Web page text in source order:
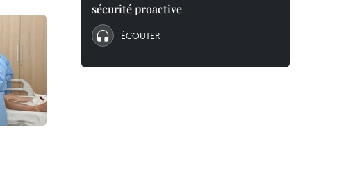
sécurité proactive
ÉCOUTER